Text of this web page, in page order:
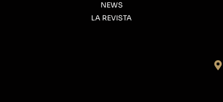
NEWS
LA REVISTA